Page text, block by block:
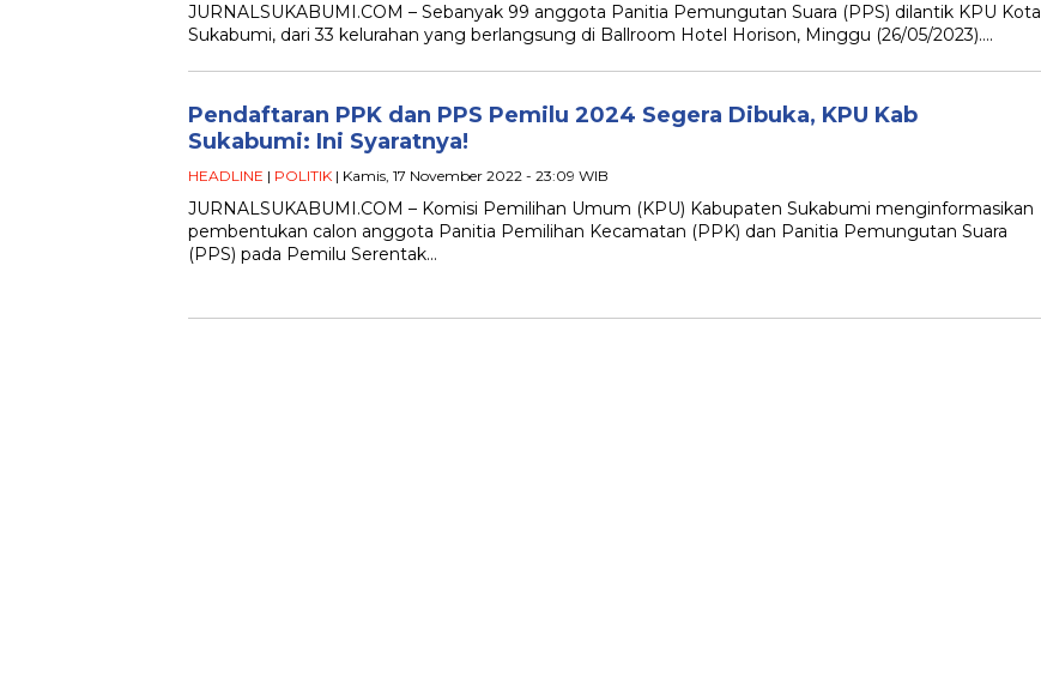
JURNALSUKABUMI.COM – Sebanyak 99 anggota Panitia Pemungutan Suara (PPS) dilantik KPU Kota
Sukabumi, dari 33 kelurahan yang berlangsung di Ballroom Hotel Horison, Minggu (26/05/2023)….
Pendaftaran PPK dan PPS Pemilu 2024 Segera Dibuka, KPU Kab
Sukabumi: Ini Syaratnya!
HEADLINE | POLITIK | Kamis, 17 November 2022 - 23:09 WIB
JURNALSUKABUMI.COM – Komisi Pemilihan Umum (KPU) Kabupaten Sukabumi menginformasikan
pembentukan calon anggota Panitia Pemilihan Kecamatan (PPK) dan Panitia Pemungutan Suara
(PPS) pada Pemilu Serentak…